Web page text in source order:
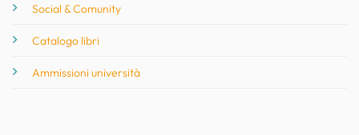
Social & Comunity
Catalogo libri
Ammissioni università